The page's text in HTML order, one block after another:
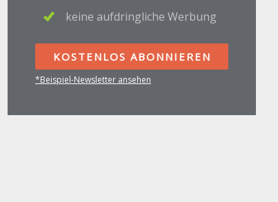
keine aufdringliche Werbung
KOSTENLOS ABONNIEREN
*Beispiel-Newsletter ansehen